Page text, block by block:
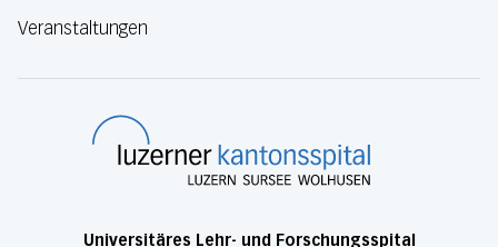
Veranstaltungen
Universitäres Lehr- und Forschungsspital